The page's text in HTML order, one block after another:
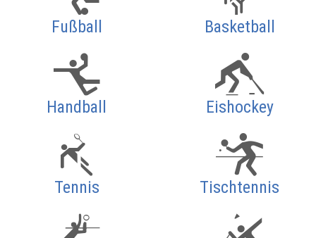
Fußball Basketball
Handball Eishockey
Tennis Tischtennis